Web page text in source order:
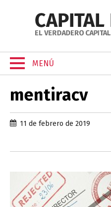
MENÚ
mentiracv
11 de febrero de 2019